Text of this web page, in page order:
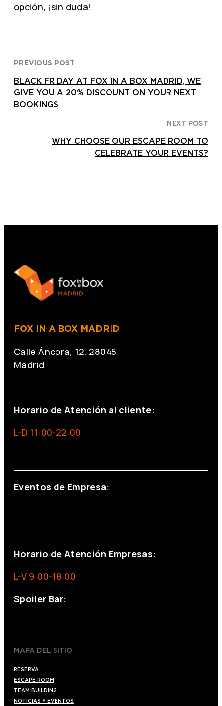
opción, ¡sin duda!
PREVIOUS POST
BLACK FRIDAY AT FOX IN A BOX MADRID, WE
GIVE YOU A 20% DISCOUNT ON YOUR NEXT
BOOKINGS
NEXT POST
WHY CHOOSE OUR ESCAPE ROOM TO
CELEBRATE YOUR EVENTS?
FOX IN A BOX MADRID
Calle Áncora, 12. 28045
Madrid
Horario de Atención al cliente:
L-D 11:00-22:00
Eventos de Empresa:
Horario de Atención Empresas:
L-V 9:00-18:00
Spoiler Bar:
MAPA DEL SITIO
RESERVA
ESCAPE ROOM
TEAM BUILDING
NOTICIAS Y EVENTOS